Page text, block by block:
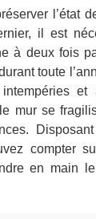
l’état
il est
à deux fois
toute
intempéries
mur se
compter
en main